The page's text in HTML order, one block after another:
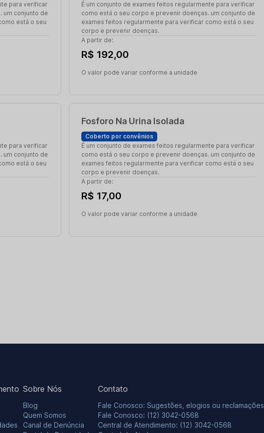
para verificar
um conjunto de
está o seu
É um conjunto de exames feitos regularmente para verificar
como está o seu corpo e prevenir doenças. um conjunto de
exames feitos regularmente para verificar como está o seu
corpo e prevenir doenças.
A partir de:
R$ 192,00
O valor pode variar conforme a unidade
para verificar
um conjunto de
está o seu
Fosforo Na Urina Isolada
Coberto por convênios
É um conjunto de exames feitos regularmente para verificar
como está o seu corpo e prevenir doenças. um conjunto de
exames feitos regularmente para verificar como está o seu
corpo e prevenir doenças.
A partir de:
R$ 17,00
O valor pode variar conforme a unidade
Sobre Nós
Blog
Quem Somos
Canal de Denúncia
Contato
Fale Conosco: Sugestões, elogios ou reclamações
Fale Conosco: (12) 3042-0568
Central de Atendimento: (12) 3042-0568